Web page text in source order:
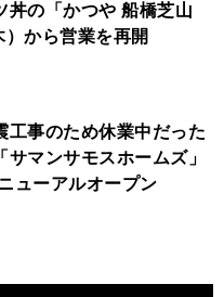
丼の「かつや 船橋芝山
）から営業を再開
工事のため休業中だった
サマンサモスホームズ」
ューアルオープン